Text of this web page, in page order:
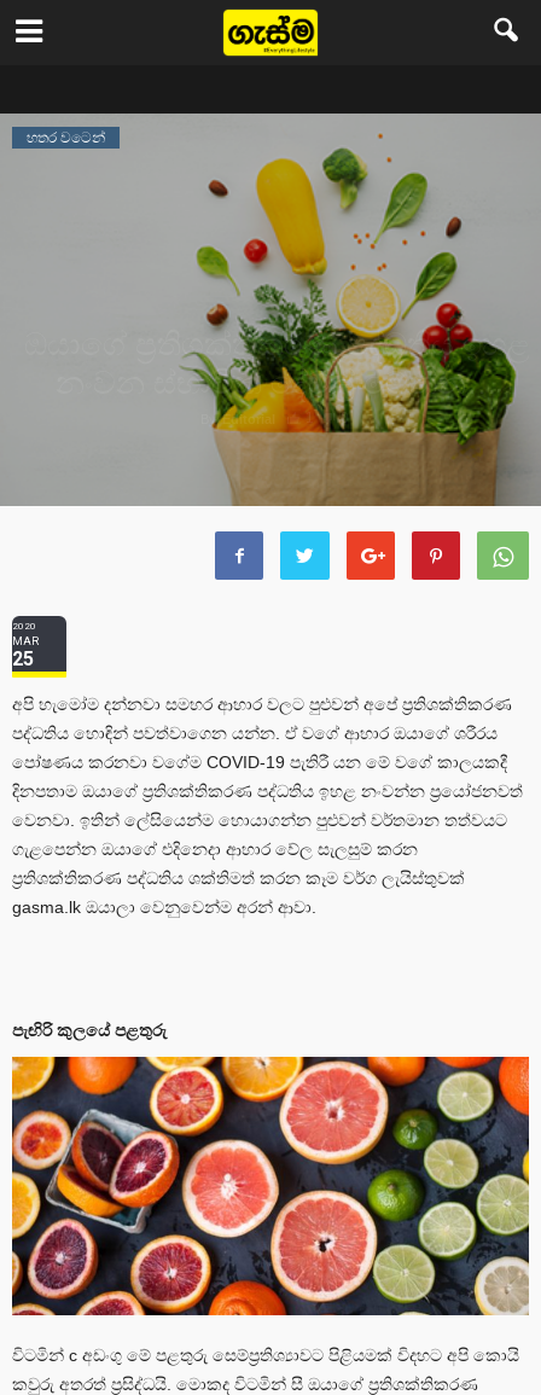
Gasma
හතර වටෙන්
ඔයාගේ ප්‍රතිශක්තිකරණ පද්ධතිය ඉහළ
නංවන ස්භාවික දේවල් මෙන්න…
By Editorial 1 0
2020
MAR
25
අපි හැමෝම දන්නවා සමහර ආහාර වලට පුළුවන් අපේ ප්‍රතිශක්තිකරණ
පද්ධතිය හොඳින් පවත්වාගෙන යන්න. ඒ වගේ ආහාර ඔයාගේ ශරීරය
පෝෂණය කරනවා වගේම COVID-19 පැතිරී යන මේ වගේ කාලයකදී
දිනපතාම ඔයාගේ ප්‍රතිශක්තිකරණ පද්ධතිය ඉහළ නංවන්න ප්‍රයෝජනවත්
වෙනවා. ඉතින් ලේසියෙන්ම හොයාගන්න පුළුවන් වර්තමාන තත්වයට
ගැළපෙන්න ඔයාගේ එදිනෙදා ආහාර වේල සැලසුම් කරන
ප්‍රතිශක්තිකරණ පද්ධතිය ශක්තිමත් කරන කෑම වර්ග ලැයිස්තුවක්
gasma.lk ඔයාලා වෙනුවෙන්ම අරන් ආවා.
පැඟිරි කුලයේ පළතුරු
විටමින් c අඩංගු මේ පළතුරු සෙම්ප්‍රතිශ්‍යාවට පිළියමක් විදහට අපි කොයි
කවුරු අතරත් ප්‍රසිද්ධයි. මොකද විටමින් සී ඔයාගේ ප්‍රතිශක්තිකරණ